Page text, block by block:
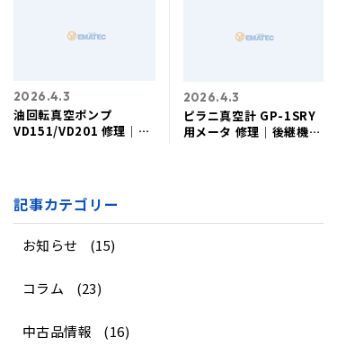
2026.4.3
油回転真空ポンプ
VD151/VD201 修理│後
2026.4.3
ピラニ真空計 GP-1SRY
用メータ 修理│後継機│
記事カテゴリー
お知らせ (15)
コラム (23)
中古品情報 (16)